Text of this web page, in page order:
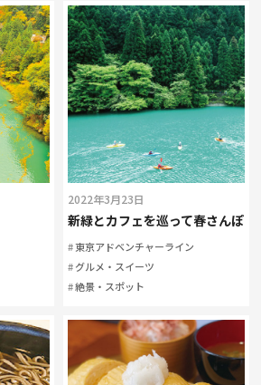
2022年3月23日
新緑とカフェを巡って春さんぽ
東京アドベンチャーライン
グルメ・スイーツ
絶景・スポット